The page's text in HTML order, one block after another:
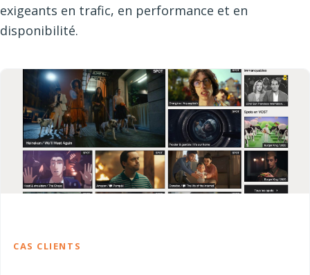
exigeants en trafic, en performance et en
disponibilité.
CAS CLIENTS